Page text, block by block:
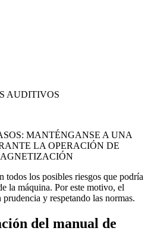
AUDITIVOS
MANTÉNGANSE A UNA
LA OPERACIÓN DE
todos los posibles riesgos que podría
la máquina. Por este motivo, el
y respetando las normas.
del manual de